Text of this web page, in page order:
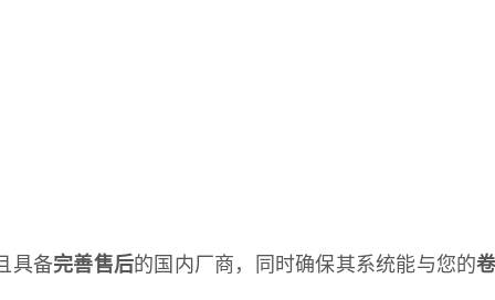
具备完善售后的国内厂商，同时确保其系统能与您的